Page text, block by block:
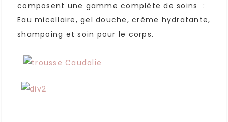
composent une gamme complète de soins :
Eau micellaire, gel douche, crème hydratante,
shampoing et soin pour le corps.